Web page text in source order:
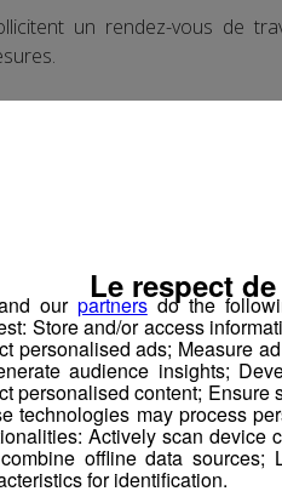
un rendez-vous de
Le
-25
our partnersdo the
Store and/or access
personalised ads; Measure
audience insights;
personalised content; Ensure
technologies may process
Actively scan device
offline data sources;
for identification.
Le respect